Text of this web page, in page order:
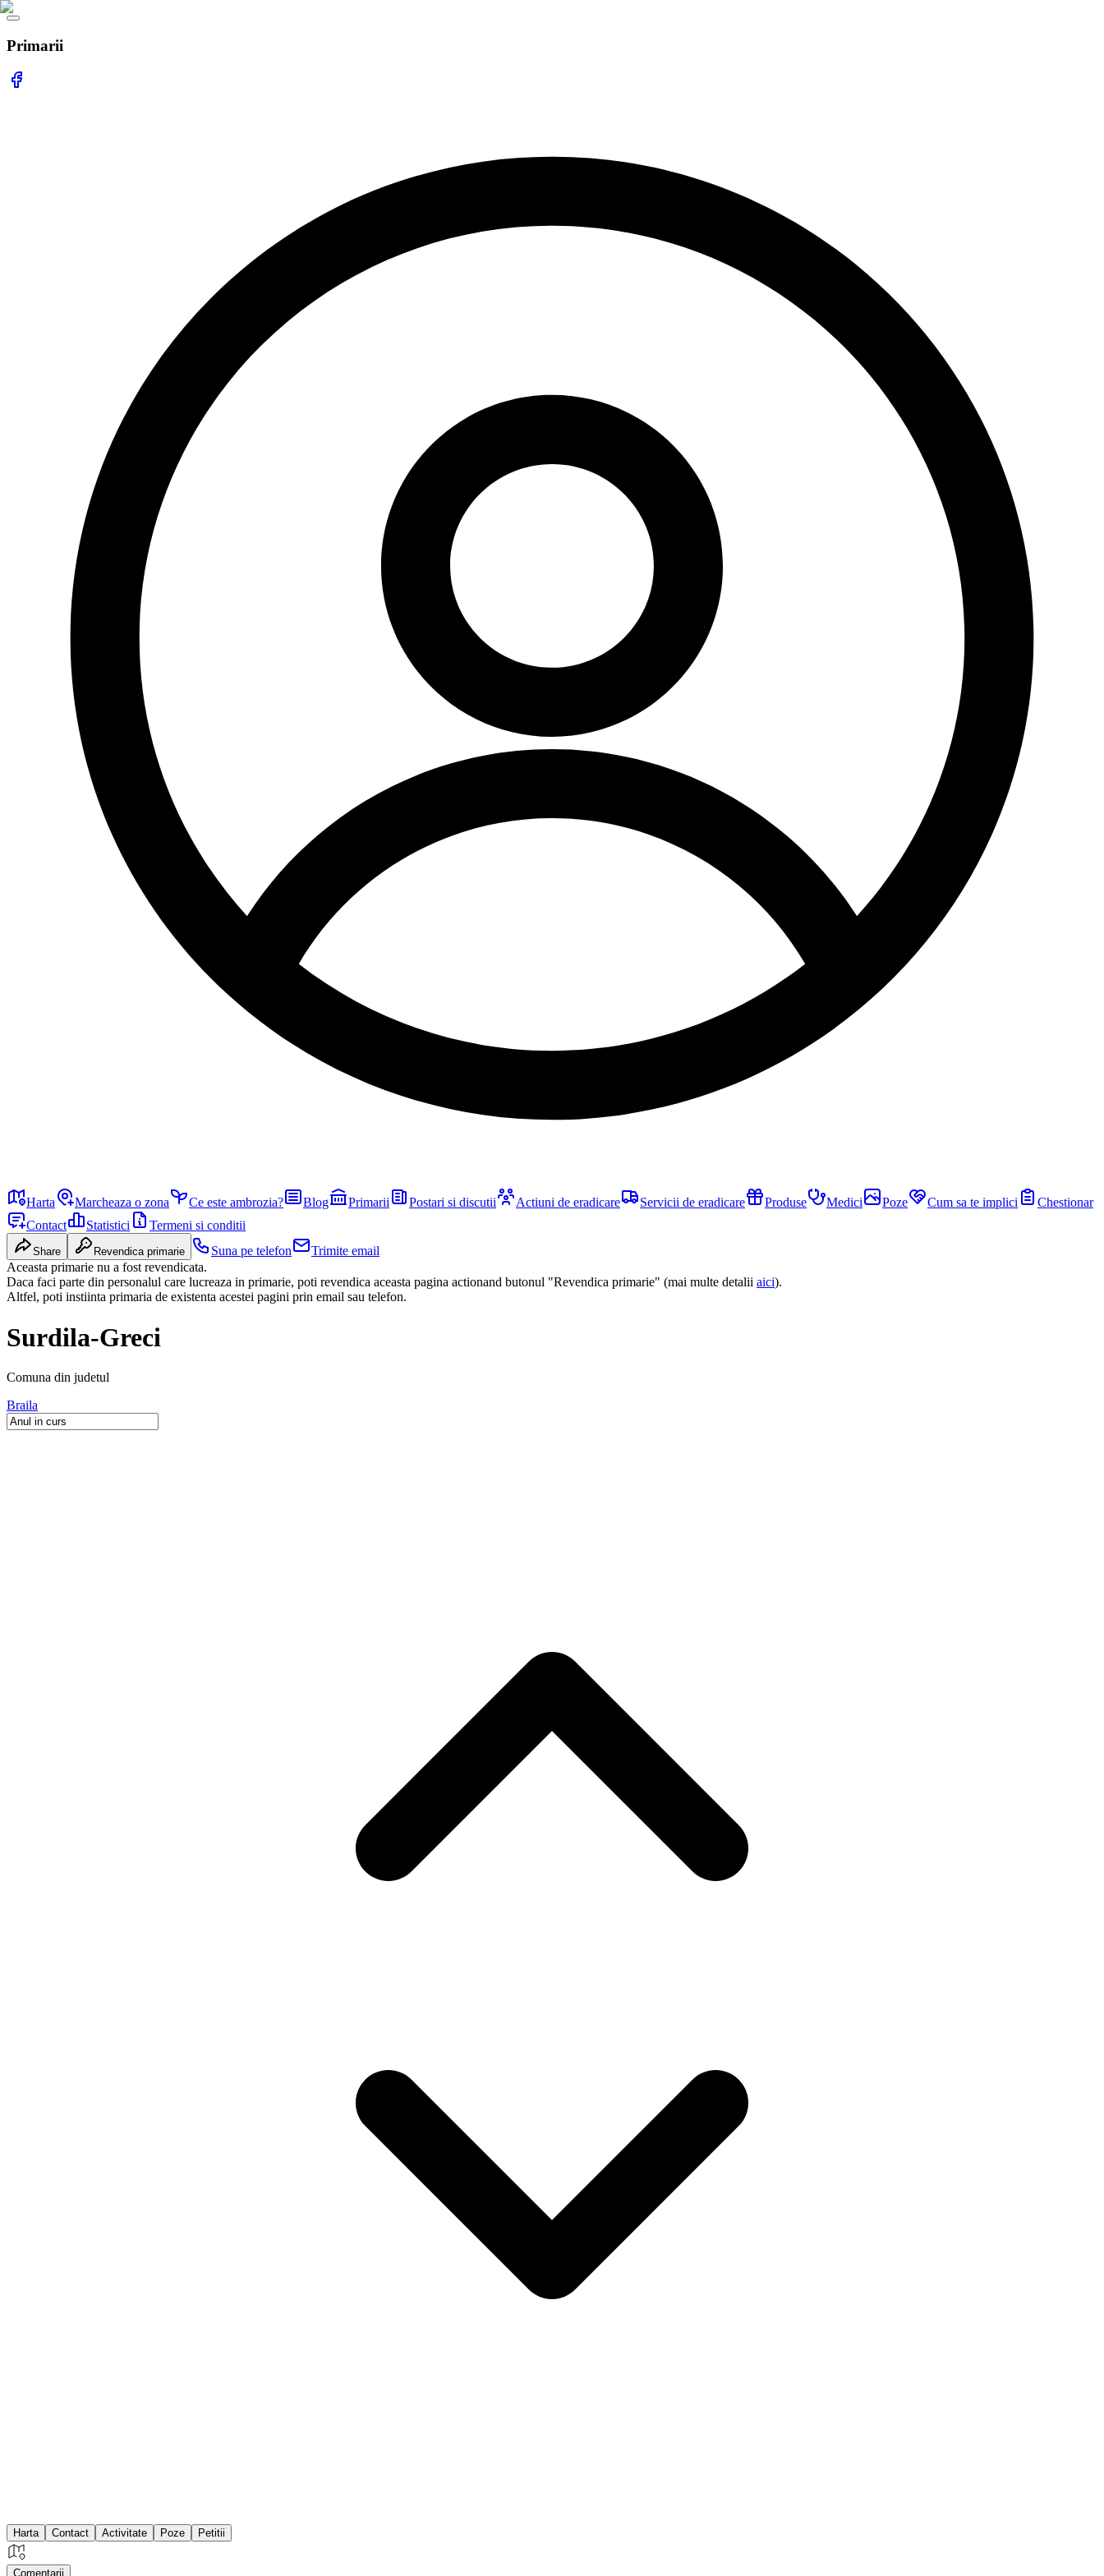
Primarii
Harta Marcheaza o zona Ce este ambrozia? Blog Primarii Postari si discutii Actiuni de eradicare Servicii de eradicare Produse Medici Poze Cum sa te implici
Chestionar
Contact
Statistici Termeni si conditii
Share Revendica primarie Suna pe telefon
Trimite email
Aceasta primarie nu a fost revendicata.
Daca faci parte din personalul care lucreaza in primarie, poti revendica aceasta pagina actionand butonul "Revendica primarie" (mai multe detalii aici).
Altfel, poti instiinta primaria de existenta acestei pagini prin email sau telefon.
Surdila-Greci
Comuna din judetul
Braila
Harta Contact Activitate Poze Petitii
Comentarii